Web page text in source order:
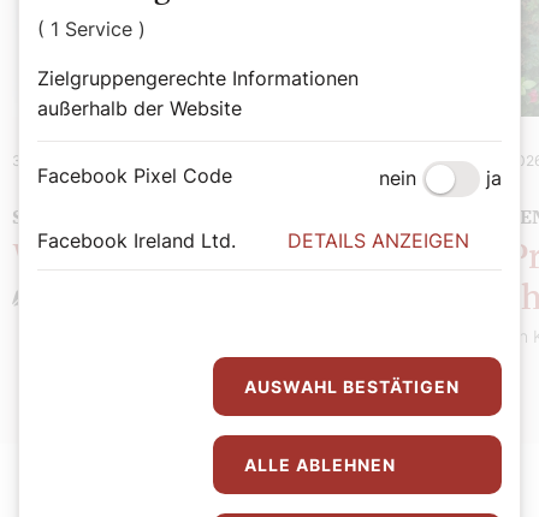
31. August 2026
SOMMERMEINUNG
Wie spricht Gott?
7. August
Die
Stefan
( 1 Service )
Zielgruppengerechte Informationen
außerhalb der Website
Facebook Pixel Code nein ja
Facebook Ireland Ltd. DETAILS ANZEIGEN
AUSWAHL BESTÄTIGEN
ALLE ABLEHNEN